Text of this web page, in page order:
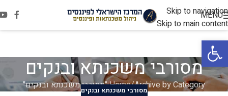
פתח סרגל נגישות
Skip to navigation
Skip to main content
MENU
מסורבי משכנתא ובנקים
Home Archive by Category "מסורבי משכנתא ובנקים"מסורבי משכנתא ובנקים